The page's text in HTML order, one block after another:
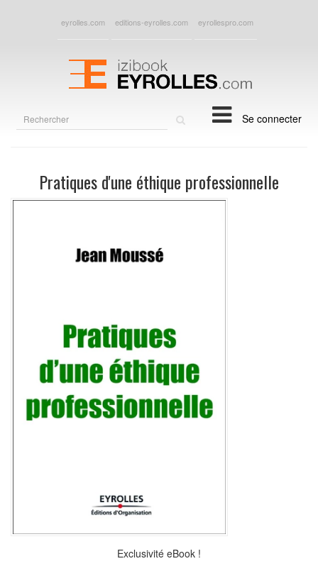
eyrolles.com editions-eyrolles.com eyrollespro.com
Se connecter
Pratiques d'une éthique professionnelle
Exclusivité eBook !